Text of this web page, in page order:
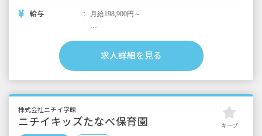
給与
月給198,900円～
■早朝手当 （開園～8時）
■夜間手当 （18時～閉園）
■賞与年3回（6月／12月／3月）2024年実績：
求人詳細を見る
株式会社ニチイ学館
ニチイキッズたなべ保育園 キープ